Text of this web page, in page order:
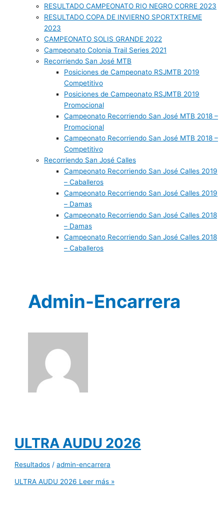
RESULTADO CAMPEONATO RIO NEGRO CORRE 2023
RESULTADO COPA DE INVIERNO SPORTXTREME
2023
CAMPEONATO SOLIS GRANDE 2022
Campeonato Colonia Trail Series 2021
Recorriendo San José MTB
Posiciones de Campeonato RSJMTB 2019
Competitivo
Posiciones de Campeonato RSJMTB 2019
Promocional
Campeonato Recorriendo San José MTB 2018 –
Promocional
Campeonato Recorriendo San José MTB 2018 –
Competitivo
Recorriendo San José Calles
Campeonato Recorriendo San José Calles 2019
– Caballeros
Campeonato Recorriendo San José Calles 2019
– Damas
Campeonato Recorriendo San José Calles 2018
– Damas
Campeonato Recorriendo San José Calles 2018
– Caballeros
Admin-Encarrera
ULTRA AUDU 2026
Resultados /admin-encarrera
ULTRA AUDU 2026 Leer más »